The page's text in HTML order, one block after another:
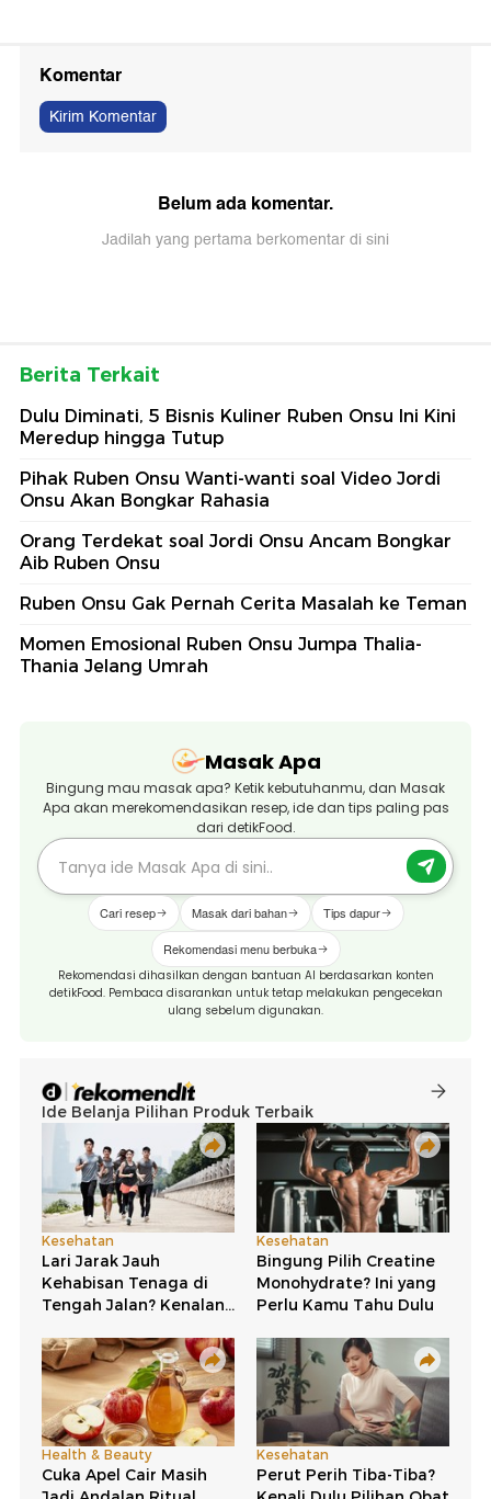
Komentar
Kirim Komentar
Belum ada komentar.
Jadilah yang pertama berkomentar di sini
Berita Terkait
Dulu Diminati, 5 Bisnis Kuliner Ruben Onsu Ini Kini
Meredup hingga Tutup
Pihak Ruben Onsu Wanti-wanti soal Video Jordi
Onsu Akan Bongkar Rahasia
Orang Terdekat soal Jordi Onsu Ancam Bongkar
Aib Ruben Onsu
Ruben Onsu Gak Pernah Cerita Masalah ke Teman
Momen Emosional Ruben Onsu Jumpa Thalia-
Thania Jelang Umrah
Masak Apa
Bingung mau masak apa? Ketik kebutuhanmu, dan Masak
Apa akan merekomendasikan resep, ide dan tips paling pas
dari detikFood.
Cari resep Masak dari bahan Tips dapur
Rekomendasi menu berbuka
Rekomendasi dihasilkan dengan bantuan AI berdasarkan konten
detikFood. Pembaca disarankan untuk tetap melakukan pengecekan
ulang sebelum digunakan.